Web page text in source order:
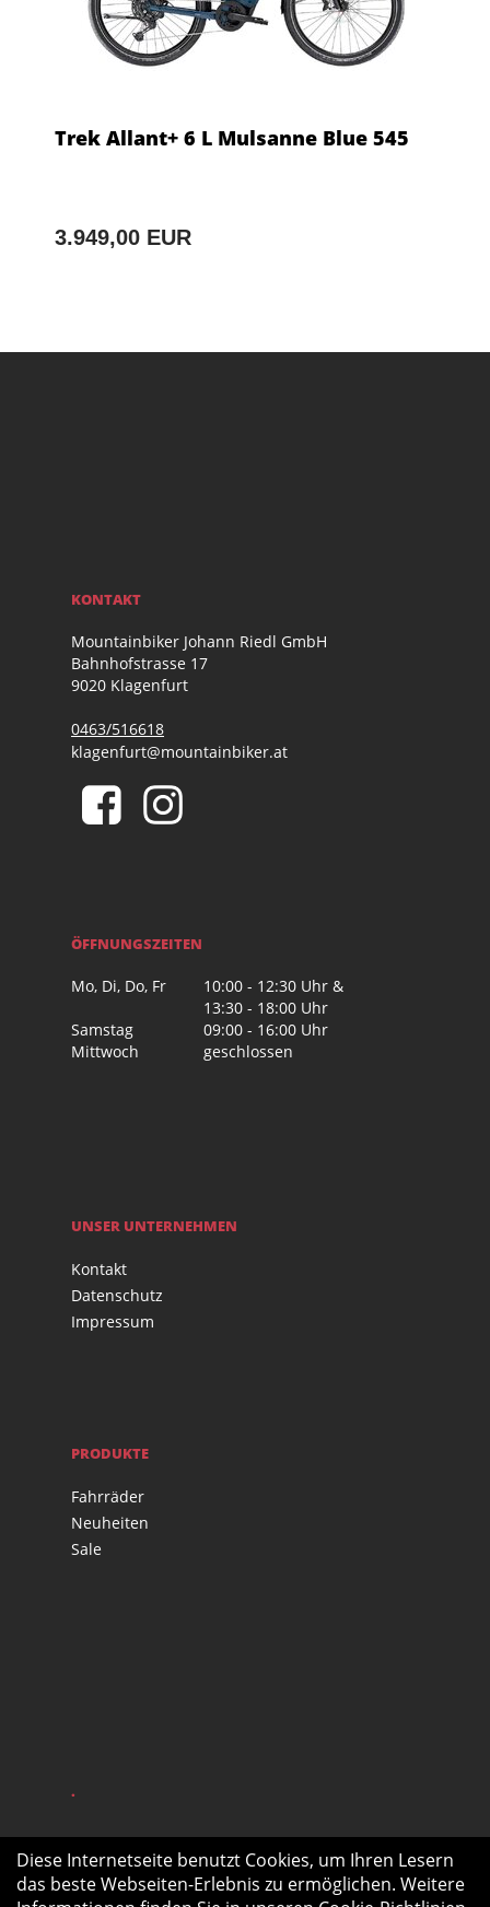
Trek Allant+ 6 L Mulsanne Blue 545
3.949,00 EUR
KONTAKT
Mountainbiker Johann Riedl GmbH
Bahnhofstrasse 17
9020 Klagenfurt
0463/516618
klagenfurt@mountainbiker.at
ÖFFNUNGSZEITEN
Mo, Di, Do, Fr
10:00 - 12:30 Uhr &
13:30 - 18:00 Uhr
Samstag
09:00 - 16:00 Uhr
Mittwoch
geschlossen
UNSER UNTERNEHMEN
Kontakt
Datenschutz
Impressum
PRODUKTE
Fahrräder
Neuheiten
Sale
.
Diese Internetseite benutzt Cookies, um Ihren Lesern
das beste Webseiten-Erlebnis zu ermöglichen. Weitere